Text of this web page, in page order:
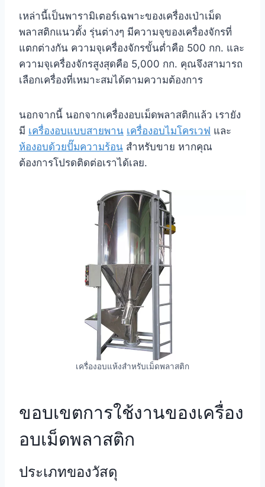
เหล่านี้เป็นพารามิเตอร์เฉพาะของเครื่องเป่าเม็ด
พลาสติกแนวตั้ง รุ่นต่างๆ มีความจุของเครื่องจักรที่
แตกต่างกัน ความจุเครื่องจักรขั้นต่ำคือ 500 กก. และ
ความจุเครื่องจักรสูงสุดคือ 5,000 กก. คุณจึงสามารถ
เลือกเครื่องที่เหมาะสมได้ตามความต้องการ
นอกจากนี้ นอกจากเครื่องอบเม็ดพลาสติกแล้ว เรายัง
มี เครื่องอบแบบสายพาน เครื่องอบไมโครเวฟ และ
ห้องอบด้วยปั๊มความร้อน สำหรับขาย หากคุณ
ต้องการโปรดติดต่อเราได้เลย.
เครื่องอบแห้งสำหรับเม็ดพลาสติก
ขอบเขตการใช้งานของเครื่อง
อบเม็ดพลาสติก
ประเภทของวัสดุ